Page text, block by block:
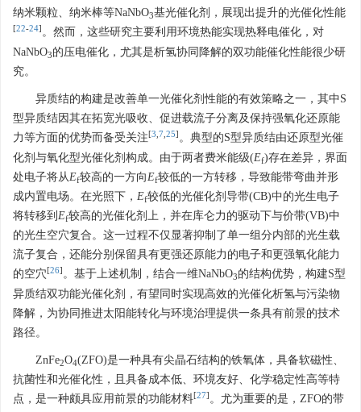
纳米颗粒、纳米棒等NaNbO3基光催化剂，展现出提升的光催化性能
[22-24] 。然而，这些研究主要利用环境热能实现热释电催化，对
NaNbO3的压电催化，尤其是析氢协同降解的双功能催化性能很少研
究。
异质结的构建是改善单一光催化剂性能的有效策略之一，其中S
型异质结因其在拓宽光吸收、促进载流子分离及保持强氧化还原能
力等方面的优势而备受关注[3 7 25] 。典型的S型异质结由还原型光催
化剂与氧化型光催化剂构成。由于两者费米能级(Ef)存在差异，界面
处电子将从Ef较高的一方向Ef较低的一方转移，导致能带弯曲并形
成内置电场。在光照下， Ef较低的光催化剂导带(CB)中的光生电子
将转移到 Ef较高的光催化剂上，并在库仑力的驱动下与价带(VB)中
的光生空穴复合。这一过程不仅显著抑制了单一组分内部的光生载
流子复合，还能分别保留具有更强还原能力的电子和更强氧化能力
的空穴[26] 。基于上述机制，结合一维NaNbO3的结构优势，构建S型
异质结双功能光催化剂，有望同时实现高效的光催化析氢与污染物
降解，为协同推进太阳能转化与环境治理提供一条具有前景的技术
路径。
ZnFe2O4(ZFO)是一种具有尖晶石结构的铁氧体，具备软磁性、
抗菌性和光催化性，且具备成本低、环境友好、化学稳定性高等特
点，是一种颇具应用前景的功能材料[27] 。尤为重要的是，ZFO的带